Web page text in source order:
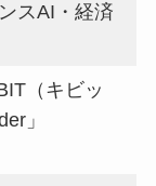
スAI・経済
（キビッ
」